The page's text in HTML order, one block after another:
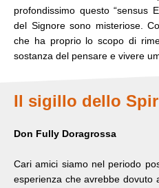
profondissimo questo “sensus
del Signore sono misteriose.
che ha proprio lo scopo di
sostanza del pensare e vivere
Il sigillo dello
Don Fully Doragrossa
Cari amici siamo nel periodo
esperienza che avrebbe dovuto